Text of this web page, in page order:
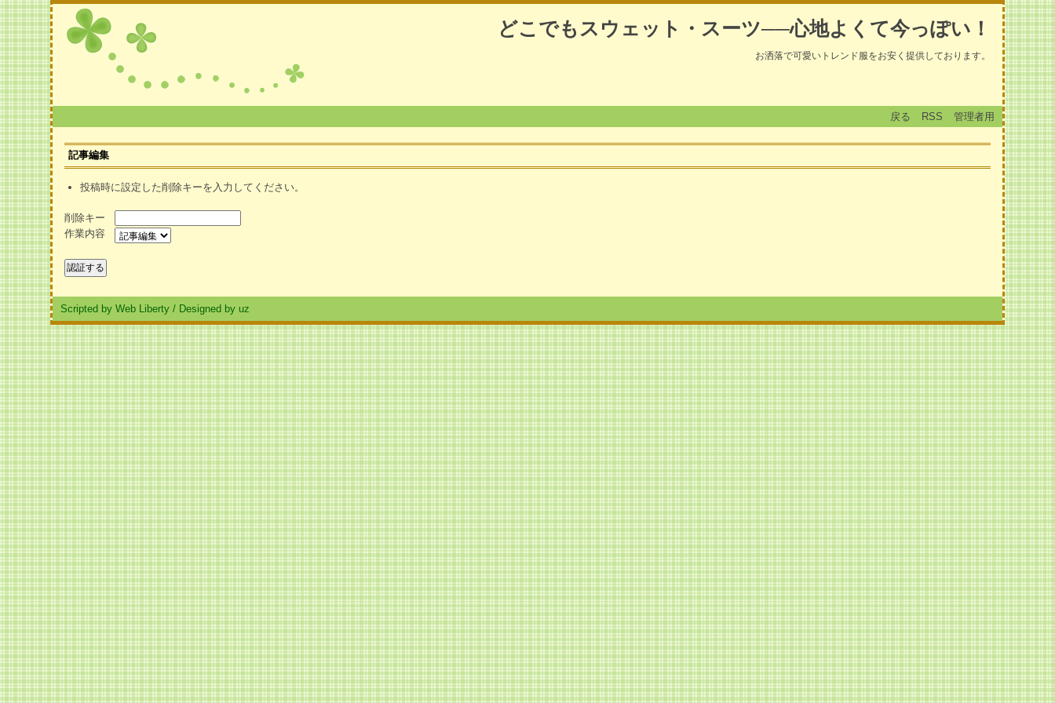
どこでもスウェット・スーツ──心地よくて今っぽい！
お洒落で可愛いトレンド服をお安く提供しております。
戻る RSS 管理者用
記事編集
投稿時に設定した削除キーを入力してください。
削除キー
作業内容
Scripted by Web Liberty / Designed by uz